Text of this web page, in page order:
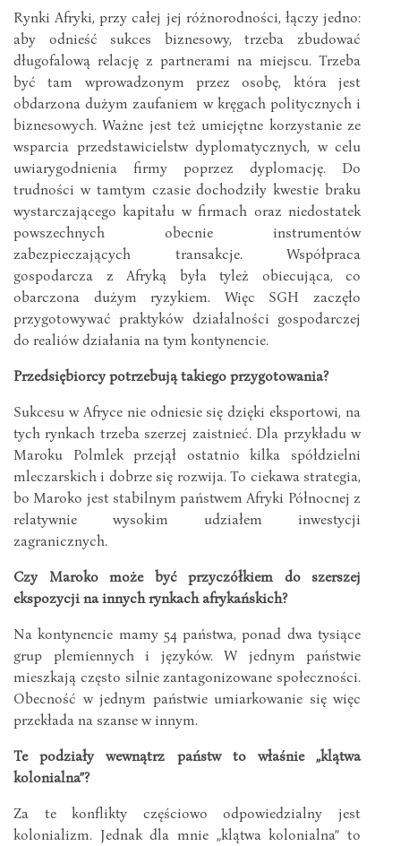
Rynki Afryki, przy całej jej różnorodności, łączy jedno:
aby odnieść sukces biznesowy, trzeba zbudować
długofalową relację z partnerami na miejscu. Trzeba
być tam wprowadzonym przez osobę, która jest
obdarzona dużym zaufaniem w kręgach politycznych i
biznesowych. Ważne jest też umiejętne korzystanie ze
wsparcia przedstawicielstw dyplomatycznych, w celu
uwiarygodnienia firmy poprzez dyplomację. Do
trudności w tamtym czasie dochodziły kwestie braku
wystarczającego kapitału w firmach oraz niedostatek
powszechnych obecnie instrumentów
zabezpieczających transakcje. Współpraca
gospodarcza z Afryką była tyleż obiecująca, co
obarczona dużym ryzykiem. Więc SGH zaczęło
przygotowywać praktyków działalności gospodarczej
do realiów działania na tym kontynencie.
Przedsiębiorcy potrzebują takiego przygotowania?
Sukcesu w Afryce nie odniesie się dzięki eksportowi, na
tych rynkach trzeba szerzej zaistnieć. Dla przykładu w
Maroku Polmlek przejął ostatnio kilka spółdzielni
mleczarskich i dobrze się rozwija. To ciekawa strategia,
bo Maroko jest stabilnym państwem Afryki Północnej z
relatywnie wysokim udziałem inwestycji
zagranicznych.
Czy Maroko może być przyczółkiem do szerszej
ekspozycji na innych rynkach afrykańskich?
Na kontynencie mamy 54 państwa, ponad dwa tysiące
grup plemiennych i języków. W jednym państwie
mieszkają często silnie zantagonizowane społeczności.
Obecność w jednym państwie umiarkowanie się więc
przekłada na szanse w innym.
Te podziały wewnątrz państw to właśnie „klątwa
kolonialna”?
Za te konflikty częściowo odpowiedzialny jest
kolonializm. Jednak dla mnie „klątwa kolonialna” to